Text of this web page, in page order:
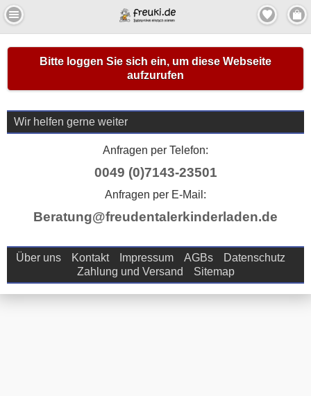
Bitte loggen Sie sich ein, um diese Webseite
aufzurufen
Wir helfen gerne weiter
Anfragen per Telefon:
0049 (0)7143-23501
Anfragen per E-Mail:
Beratung@freudentalerkinderladen.de
Über uns Kontakt Impressum AGBs
Datenschutz
Zahlung und Versand
Sitemap